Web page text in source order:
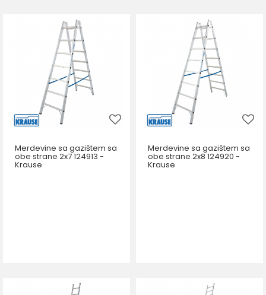
Merdevine sa gazištem sa
obe strane 2x7 124913 -
Krause
Merdevine sa gazištem sa
obe strane 2x8 124920 -
Krause